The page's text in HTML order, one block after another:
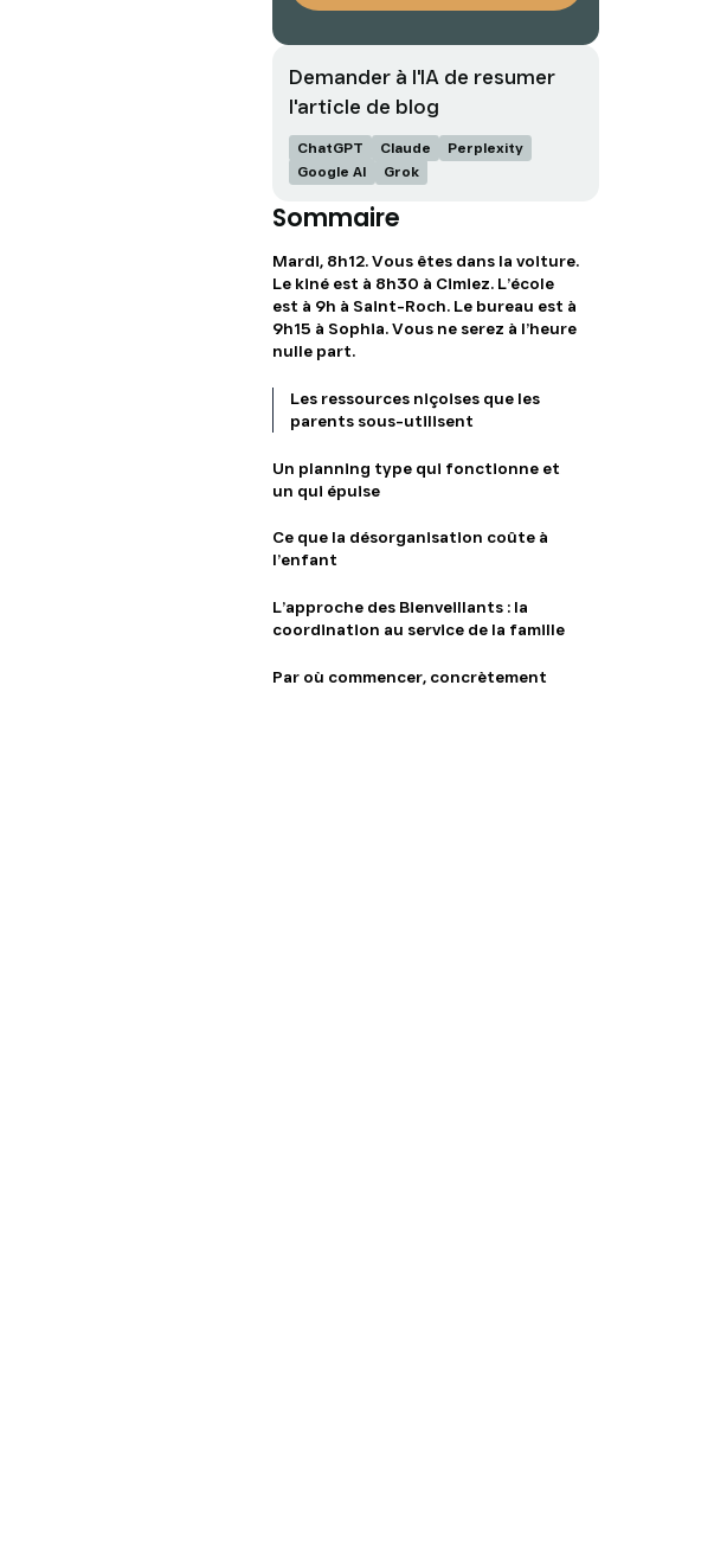
Demander à l'IA de resumer
l'article de blog
ChatGPT Claude
Perplexity
Google AI
Grok
Sommaire
Mardi, 8h12. Vous êtes dans la voiture.
Le kiné est à 8h30 à Cimiez. L’école
est à 9h à Saint-Roch. Le bureau est à
9h15 à Sophia. Vous ne serez à l’heure
nulle part.
Les ressources niçoises que les
parents sous-utilisent
Un planning type qui fonctionne et
un qui épuise
Ce que la désorganisation coûte à
l’enfant
L’approche des Bienveillants : la
coordination au service de la famille
Par où commencer, concrètement